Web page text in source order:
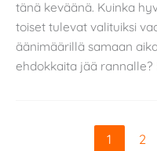
tänä keväänä. Kuinka
toiset tulevat valituiksi
äänimäärillä samaan
ehdokkaita jää
1 2